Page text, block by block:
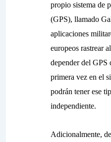
propio sistema de
(GPS), llamado
aplicaciones
europeos rastrear
depender del GPS
primera vez en el
podrán tener ese
independiente.
Adicionalmente,